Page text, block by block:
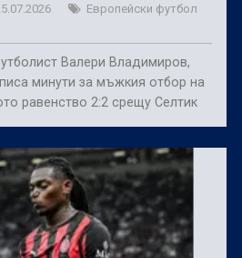
Европейски футбол
Валери Владимиров,
минути за мъжкия отбор на
равенство 2:2 срещу Селтик